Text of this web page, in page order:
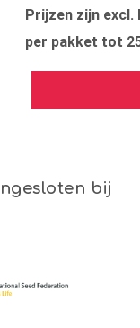
Prijzen zijn excl.
per pakket tot
bij